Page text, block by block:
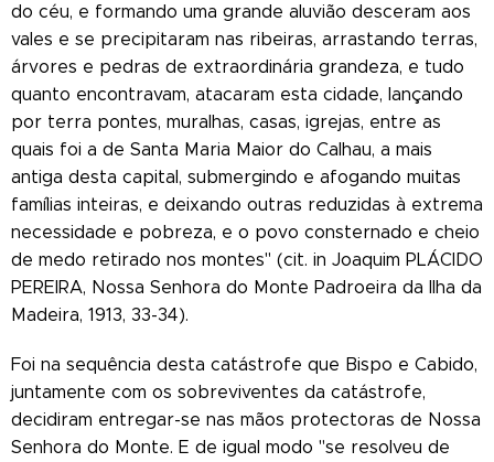
do céu, e formando uma grande aluvião desceram aos
vales e se precipitaram nas ribeiras, arrastando terras,
árvores e pedras de extraordinária grandeza, e tudo
quanto encontravam, atacaram esta cidade, lançando
por terra pontes, muralhas, casas, igrejas, entre as
quais foi a de Santa Maria Maior do Calhau, a mais
antiga desta capital, submergindo e afogando muitas
famílias inteiras, e deixando outras reduzidas à extrema
necessidade e pobreza, e o povo consternado e cheio
de medo retirado nos montes" (cit. in Joaquim PLÁCIDO
PEREIRA, Nossa Senhora do Monte Padroeira da Ilha da
Madeira, 1913, 33-34).
Foi na sequência desta catástrofe que Bispo e Cabido,
juntamente com os sobreviventes da catástrofe,
decidiram entregar-se nas mãos protectoras de Nossa
Senhora do Monte. E de igual modo "se resolveu de